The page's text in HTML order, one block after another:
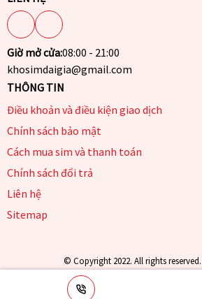
Giờ mở cửa:08:00 - 21:00
khosimdaigia@gmail.com
THÔNG TIN
Điều khoản và điều kiện giao dịch
Chính sách bảo mật
Cách mua sim và thanh toán
Chính sách đổi trả
Liên hệ
Sitemap
© Copyright 2022. All rights